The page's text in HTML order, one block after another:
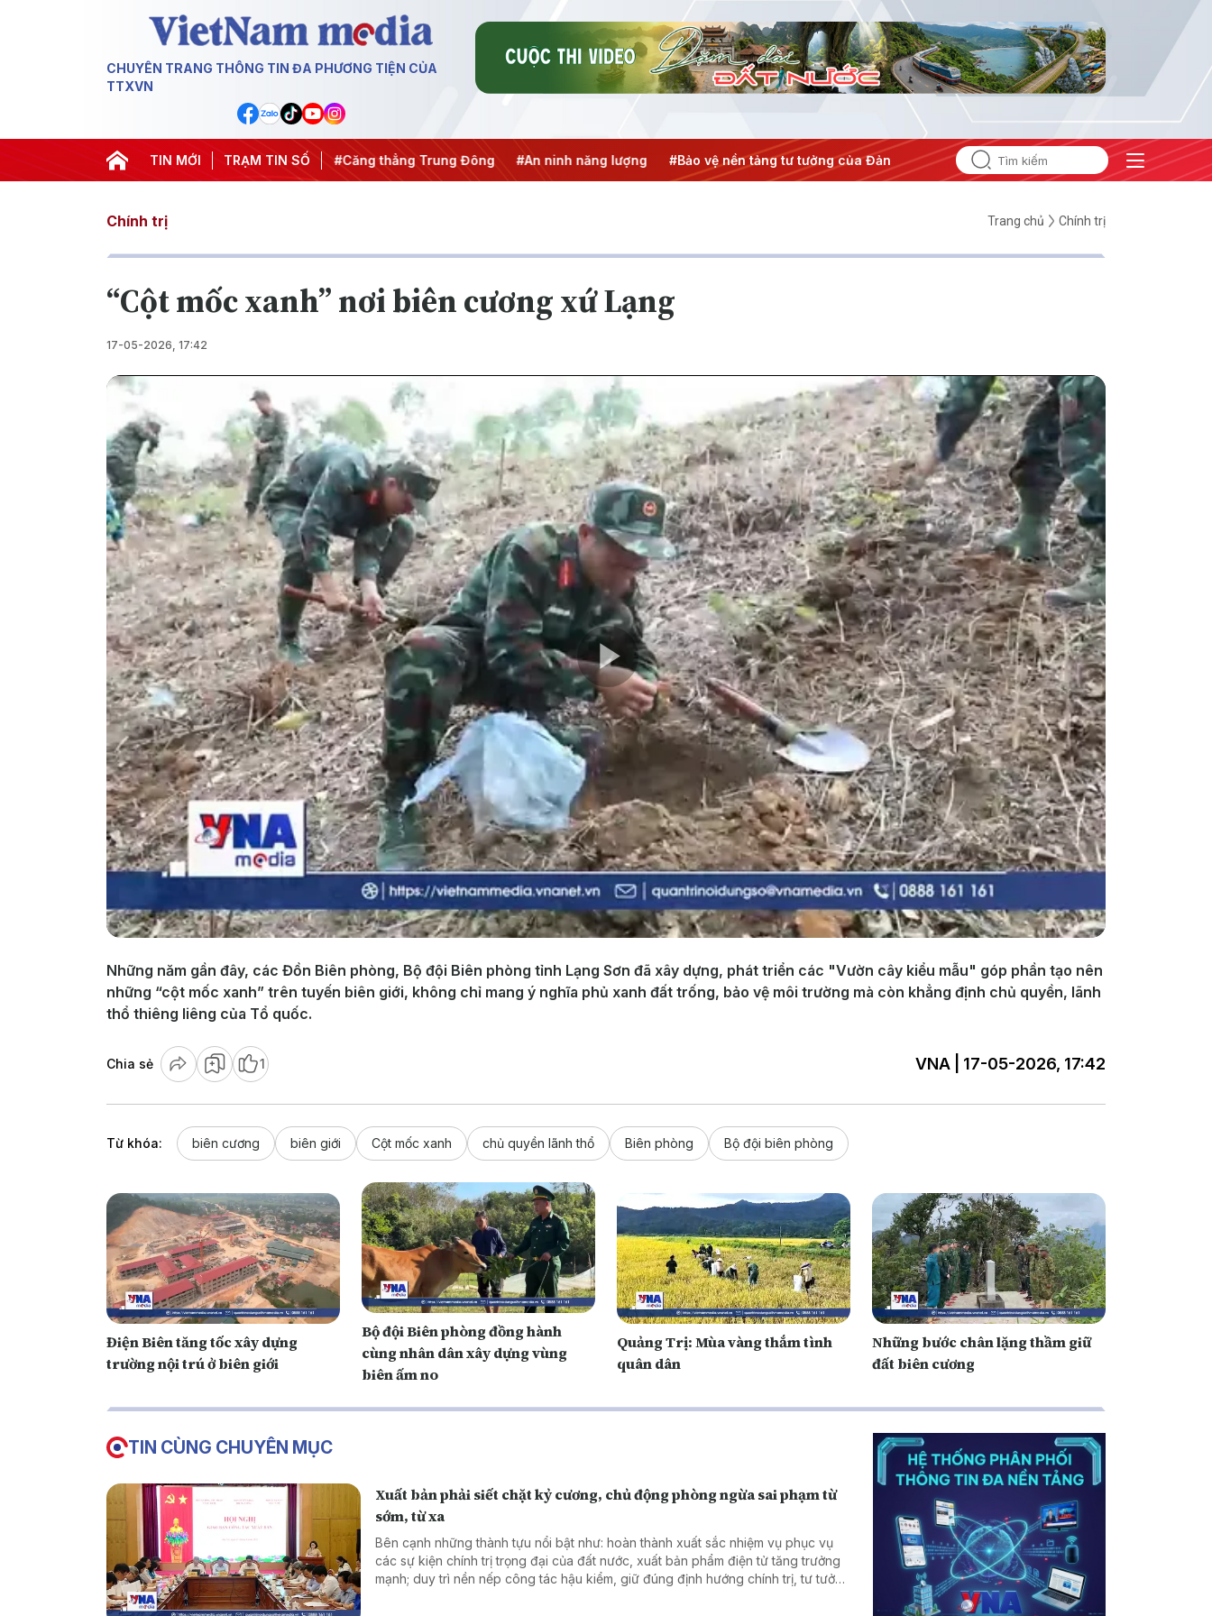
CHUYÊN TRANG THÔNG TIN ĐA PHƯƠNG TIỆN CỦA
TTXVN
TIN MỚI TRẠM TIN SỐ
#Chống khai thác IUU #Căng thẳng Trung Đông #An ninh năng lượng #Bảo vệ nền tảng tư tưởng của Đảng #Hội nghị Trung ương 3
Chính trị Trang chủ Chính trị
“Cột mốc xanh” nơi biên cương xứ Lạng
17-05-2026, 17:42
Play
Video
Những năm gần đây, các Đồn Biên phòng, Bộ đội Biên phòng tỉnh Lạng Sơn đã xây dựng, phát triển các "Vườn cây kiểu mẫu" góp phần tạo nên
những “cột mốc xanh” trên tuyến biên giới, không chỉ mang ý nghĩa phủ xanh đất trống, bảo vệ môi trường mà còn khẳng định chủ quyền, lãnh
thổ thiêng liêng của Tổ quốc.
Chia sẻ 1 VNA | 17-05-2026, 17:42
Từ khóa: biên cương biên giới Cột mốc xanh chủ quyền lãnh thổ Biên phòng Bộ đội biên phòng
Điện Biên tăng tốc xây dựng
trường nội trú ở biên giới
Bộ đội Biên phòng đồng hành
cùng nhân dân xây dựng vùng
biên ấm no
Quảng Trị: Mùa vàng thắm tình
quân dân
Những bước chân lặng thầm giữ
đất biên cương
TIN CÙNG CHUYÊN MỤC
Xuất bản phải siết chặt kỷ cương, chủ động phòng ngừa sai phạm từ
sớm, từ xa
Bên cạnh những thành tựu nổi bật như: hoàn thành xuất sắc nhiệm vụ phục vụ
các sự kiện chính trị trọng đại của đất nước, xuất bản phẩm điện tử tăng trưởng
mạnh; duy trì nền nếp công tác hậu kiểm, giữ đúng định hướng chính trị, tư tưởng